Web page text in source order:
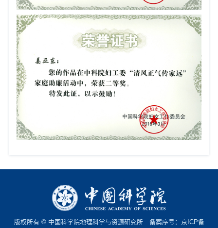
版权所有 © 中国科学院地理科学与资源研究所 备案序号： 京ICP备